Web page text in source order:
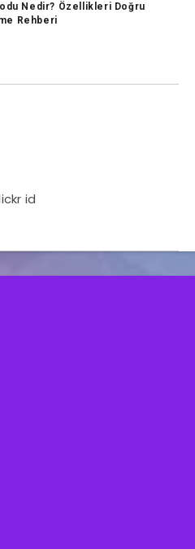
Nedir? Özellikleri Doğru
Rehberi
id